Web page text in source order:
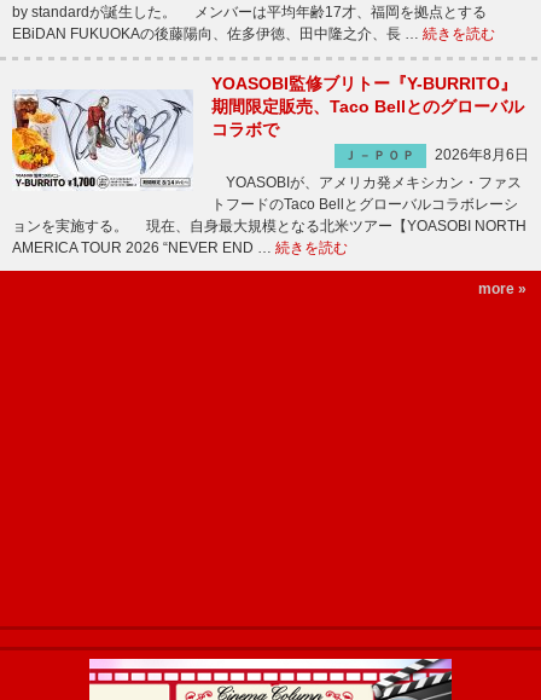
by standardが誕生した。 メンバーは平均年齢17才、福岡を拠点とする
EBiDAN FUKUOKAの後藤陽向、佐多伊徳、田中隆之介、長 … 続きを読む
YOASOBI監修ブリトー『Y-BURRITO』
期間限定販売、Taco Bellとのグローバル
コラボで
Ｊ－ＰＯＰ
2026年8月6日
YOASOBIが、アメリカ発メキシカン・ファス
トフードのTaco Bellとグローバルコラボレーシ
ョンを実施する。 現在、自身最大規模となる北米ツアー【YOASOBI NORTH
AMERICA TOUR 2026 “NEVER END … 続きを読む
more »